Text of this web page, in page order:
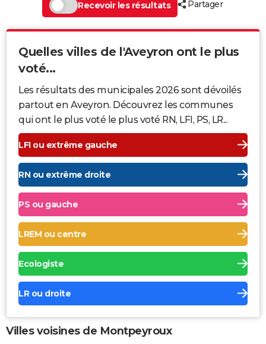
Recevoir les résultats
Partager
Quelles villes de l'Aveyron ont le plus
voté...
Les résultats des municipales 2026 sont dévoilés
partout en Aveyron. Découvrez les communes
qui ont le plus voté le plus voté RN, LFI, PS, LR...
LFI ou extrême gauche
RN ou extrême droite
PS ou gauche
LREM ou centre
Ecologiste
LR ou droite
Villes voisines de Montpeyroux